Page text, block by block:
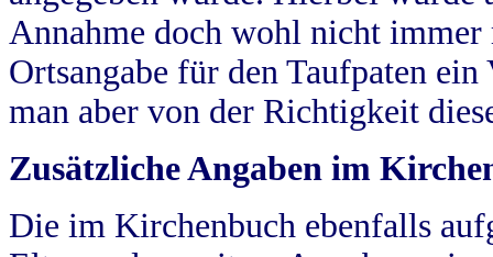
Annahme doch wohl nicht
Ortsangabe für den Taufpaten
man aber von der Richtigkeit
Zusätzliche Angaben im
Die im Kirchenbuch ebenfalls